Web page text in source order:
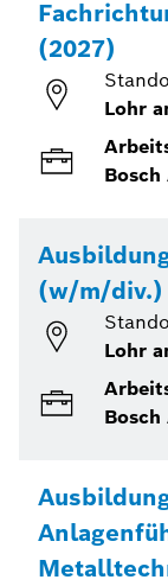
(2027)
Lohr
(w/m/div.)
Lohr